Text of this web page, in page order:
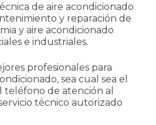
de aire acondicionado
y reparación de
y aire acondicionado
e industriales.
profesionales para
sea cual sea el
teléfono de atención al
técnico autorizado